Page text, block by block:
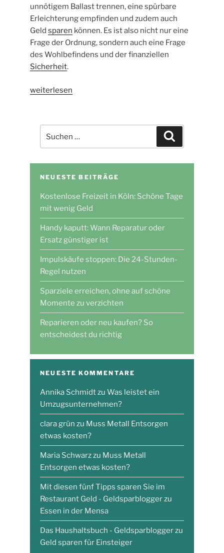
unnötigem Ballast trennen, eine spürbare
Erleichterung empfinden und zudem auch
Geld sparen können. Es ist also nicht nur eine
Frage der Ordnung, sondern auch eine Frage
des Wohlbefindens und der finanziellen
Sicherheit.
„Ballast
sparst
Geld
durch
weniger
weiterlesen
nach:
NEUESTE BEITRÄGE
Kostenlose Freizeit in Köln: Schöne Tage
mit wenig Geld
Handy kaputt: Wann Reparatur oder
Ersatz günstiger ist
Impulskäufe stoppen: Die 24-Stunden-
Regel nutzen
Sparziele erreichen, ohne auf schöne
Momente zu verzichten
Reparieren oder neu kaufen? So
entscheidest du richtig
NEUESTE KOMMENTARE
Annika Schmidtzu Was leistet ein
Umzugsunternehmen?
clara grün zu Muss Metall Entsorgen
etwas kosten?
Maria Schwarzzu Muss Metall
Entsorgen etwas kosten?
Mit diesen fünf Tipps sparen Sie im
Restaurant Geld - Geldsparbloggerzu
Essen in der Mensa
Das Haushaltsbuch - Geldsparbloggerzu
Geld sparen für Einsteiger